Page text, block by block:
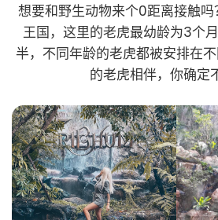
想要和野生动物来个0距离接触
王国，这里的老虎最幼龄为3个
半，不同年龄的老虎都被安排在
的老虎相伴，你确定